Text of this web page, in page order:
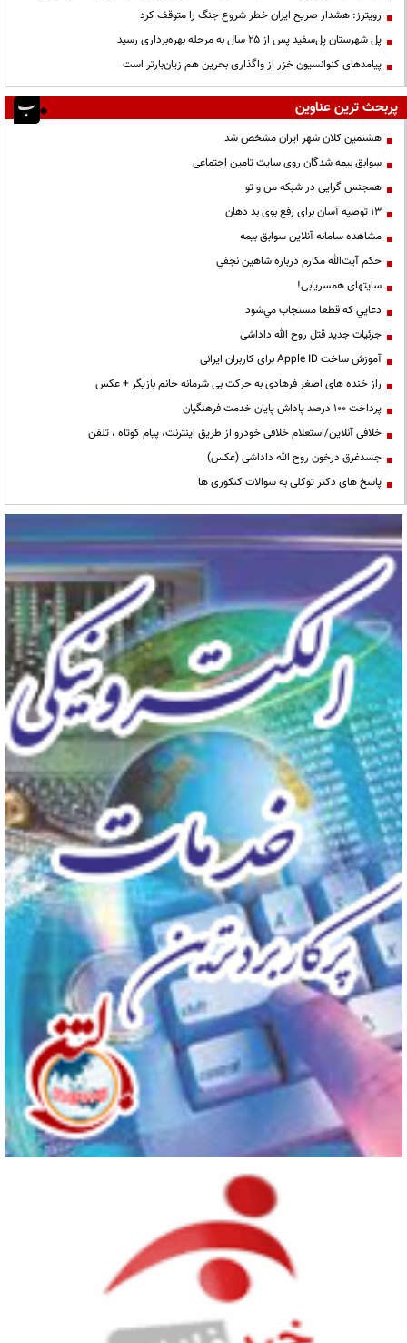
رویترز: هشدار صریح ایران خطر شروع جنگ را متوقف کرد
پل شهرستان پل‌سفید پس از ۲۵ سال به مرحله بهره‌برداری رسید
پیامدهای کنوانسیون خزر از واگذاری بحرین هم زیان‌بارتر است
پربحث ترین عناوین
هشتمین کلان شهر ایران مشخص شد
سوابق بیمه شدگان روی سایت تامین اجتماعی
همجنس گرایی در شبکه من و تو
13 توصیه آسان برای رفع بوی بد دهان
مشاهده سامانه آنلاين سوابق بیمه
حكم آيت‌الله مكارم درباره شاهين نجفي
سایتهای همسریابی!
دعايي كه قطعا مستجاب مي‌شود
جزئیات جدید قتل روح الله داداشی
آموزش ساخت Apple ID برای کاربران ایرانی
راز خنده های اصغر فرهادی به حرکت بی شرمانه خانم بازیگر + عکس
پرداخت ۱۰۰ درصد پاداش پایان خدمت فرهنگیان
خلافی آنلاین/استعلام خلافی خودرو از طریق اینترنت، پیام کوتاه ، تلفن
جسدغرق درخون روح الله داداشی (عکس)
پاسخ های دکتر توکلی به سوالات کنکوری ها